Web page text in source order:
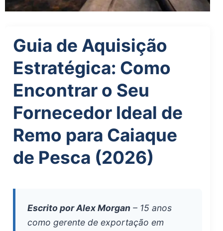
Guia de Aquisição
Estratégica: Como
Encontrar o Seu
Fornecedor Ideal de
Remo para Caiaque
de Pesca (2026)
Escrito por Alex Morgan – 15 anos
como gerente de exportação em